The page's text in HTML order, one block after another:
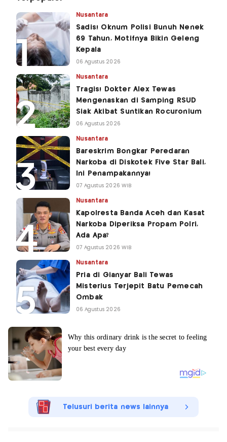
Nusantara
Sadis! Oknum Polisi Bunuh Nenek
69 Tahun, Motifnya Bikin Geleng
Kepala
06 Agustus 2026
Nusantara
Tragis! Dokter Alex Tewas
Mengenaskan di Samping RSUD
Siak Akibat Suntikan Rocuronium
06 Agustus 2026
Nusantara
Bareskrim Bongkar Peredaran
Narkoba di Diskotek Five Star Bali,
Ini Penampakannya!
07 Agustus 2026 WIB
Nusantara
Kapolresta Banda Aceh dan Kasat
Narkoba Diperiksa Propam Polri,
Ada Apa?
07 Agustus 2026 WIB
Nusantara
Pria di Gianyar Bali Tewas
Misterius Terjepit Batu Pemecah
Ombak
06 Agustus 2026
Telusuri berita news lainnya